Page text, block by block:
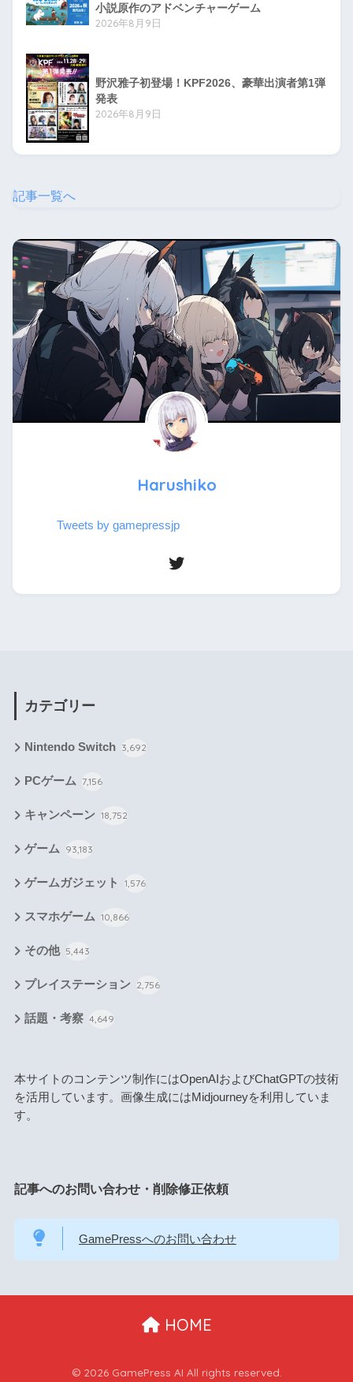
小説原作のアドベンチャーゲーム
2026年8月9日
野沢雅子初登場！KPF2026、豪華出演者第1弾
発表
2026年8月9日
記事一覧へ
Harushiko
Tweets by gamepressjp
カテゴリー
Nintendo Switch 3,692
PCゲーム 7,156
キャンペーン 18,752
ゲーム 93,183
ゲームガジェット 1,576
スマホゲーム 10,866
その他 5,443
プレイステーション 2,756
話題・考察 4,649
本サイトのコンテンツ制作にはOpenAIおよびChatGPTの技術
を活用しています。画像生成にはMidjourneyを利用していま
す。
記事へのお問い合わせ・削除修正依頼
GamePressへのお問い合わせ
HOME
© 2026 GamePress AI All rights reserved.